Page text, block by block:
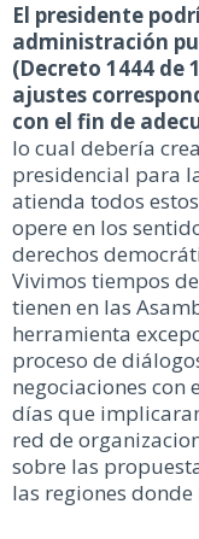
El presidente
administración
(Decreto 1444 de
ajustes
con el fin de
lo cual debería
presidencial para
atienda todos
opere en los
derechos
Vivimos tiempos
tienen en las
herramienta
proceso de
negociaciones con
días que
red de
sobre las
las regiones